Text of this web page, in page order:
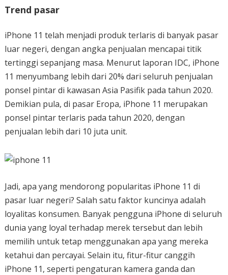
Trend pasar
iPhone 11 telah menjadi produk terlaris di banyak pasar
luar negeri, dengan angka penjualan mencapai titik
tertinggi sepanjang masa. Menurut laporan IDC, iPhone
11 menyumbang lebih dari 20% dari seluruh penjualan
ponsel pintar di kawasan Asia Pasifik pada tahun 2020.
Demikian pula, di pasar Eropa, iPhone 11 merupakan
ponsel pintar terlaris pada tahun 2020, dengan
penjualan lebih dari 10 juta unit.
Jadi, apa yang mendorong popularitas iPhone 11 di
pasar luar negeri? Salah satu faktor kuncinya adalah
loyalitas konsumen. Banyak pengguna iPhone di seluruh
dunia yang loyal terhadap merek tersebut dan lebih
memilih untuk tetap menggunakan apa yang mereka
ketahui dan percayai. Selain itu, fitur-fitur canggih
iPhone 11, seperti pengaturan kamera ganda dan